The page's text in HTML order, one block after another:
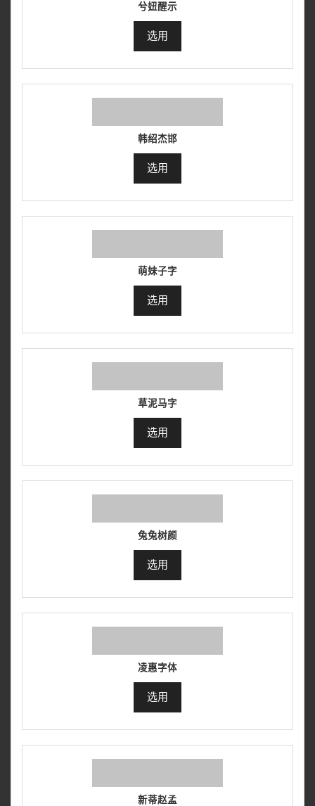
兮妞醒示
选用
韩绍杰邯
选用
萌妹子字
选用
草泥马字
选用
兔兔树颜
选用
凌惠字体
选用
新蒂赵孟